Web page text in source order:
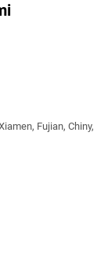
Fujian, Chiny,